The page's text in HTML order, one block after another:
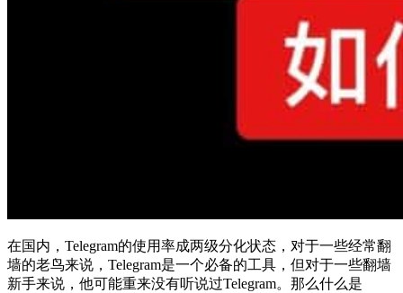
在国内，Telegram的使用率成两级分化状态，对于一些经常翻
墙的老鸟来说，Telegram是一个必备的工具，但对于一些翻墙
新手来说，他可能重来没有听说过Telegram。那么什么是